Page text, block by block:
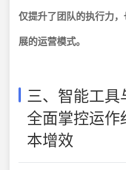
仅提升了团队的执行力
展的运营模式。
三、智能工
全面掌控运
本增效